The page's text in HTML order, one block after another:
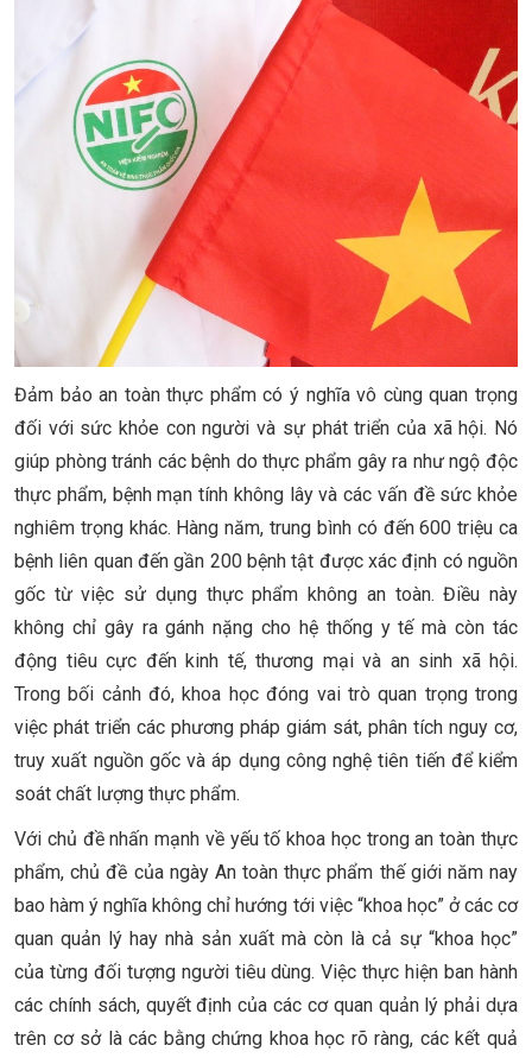
Đảm bảo an toàn thực phẩm có ý nghĩa vô cùng quan trọng
đối với sức khỏe con người và sự phát triển của xã hội. Nó
giúp phòng tránh các bệnh do thực phẩm gây ra như ngộ độc
thực phẩm, bệnh mạn tính không lây và các vấn đề sức khỏe
nghiêm trọng khác. Hàng năm, trung bình có đến 600 triệu ca
bệnh liên quan đến gần 200 bệnh tật được xác định có nguồn
gốc từ việc sử dụng thực phẩm không an toàn. Điều này
không chỉ gây ra gánh nặng cho hệ thống y tế mà còn tác
động tiêu cực đến kinh tế, thương mại và an sinh xã hội.
Trong bối cảnh đó, khoa học đóng vai trò quan trọng trong
việc phát triển các phương pháp giám sát, phân tích nguy cơ,
truy xuất nguồn gốc và áp dụng công nghệ tiên tiến để kiểm
soát chất lượng thực phẩm.
Với chủ đề nhấn mạnh về yếu tố khoa học trong an toàn thực
phẩm, chủ đề của ngày An toàn thực phẩm thế giới năm nay
bao hàm ý nghĩa không chỉ hướng tới việc “khoa học” ở các cơ
quan quản lý hay nhà sản xuất mà còn là cả sự “khoa học”
của từng đối tượng người tiêu dùng. Việc thực hiện ban hành
các chính sách, quyết định của các cơ quan quản lý phải dựa
trên cơ sở là các bằng chứng khoa học rõ ràng, các kết quả